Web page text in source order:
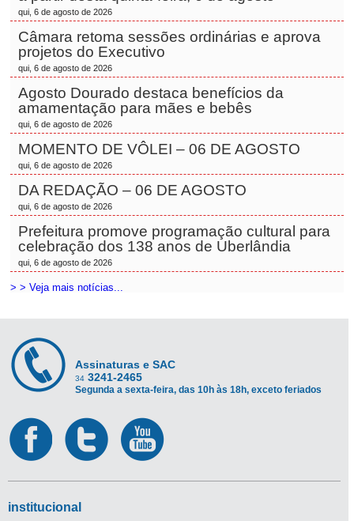
qui, 6 de agosto de 2026
Câmara retoma sessões ordinárias e aprova
projetos do Executivo
qui, 6 de agosto de 2026
Agosto Dourado destaca benefícios da
amamentação para mães e bebês
qui, 6 de agosto de 2026
MOMENTO DE VÔLEI – 06 DE AGOSTO
qui, 6 de agosto de 2026
DA REDAÇÃO – 06 DE AGOSTO
qui, 6 de agosto de 2026
Prefeitura promove programação cultural para
celebração dos 138 anos de Uberlândia
qui, 6 de agosto de 2026
> > Veja mais notícias...
Assinaturas e SAC
34 3241-2465
Segunda a sexta-feira, das 10h às 18h, exceto feriados
institucional